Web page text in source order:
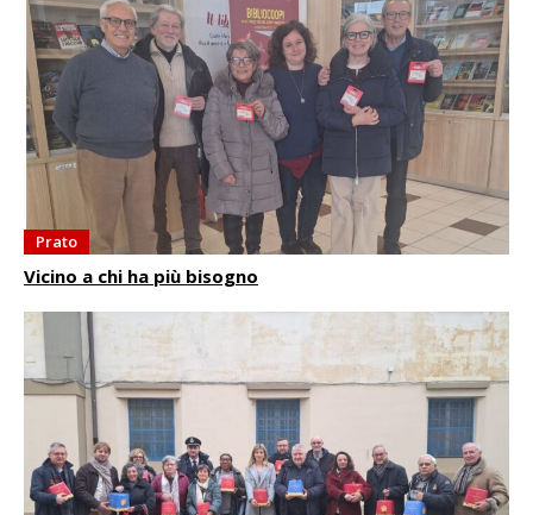
Prato
Vicino a chi ha più bisogno